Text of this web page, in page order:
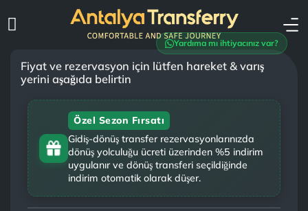
Yardıma mı ihtiyacınız var?
Fiyat ve rezervasyon için lütfen hareket & varış
yerini aşağıda belirtin
Özel Sezon Fırsatı
Gidiş-dönüş transfer rezervasyonlarınızda
dönüş yolculuğu ücreti üzerinden %5 indirim
uygulanır ve dönüş transferi seçildiğinde
indirim otomatik olarak düşer.